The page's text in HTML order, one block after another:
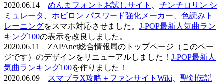
2020.06.14 めんまフォントお試しサイト
チンチロリン シ
ミュレータ
ホビロン パスワード強化メーカー
色読みト
レーニングをスマホ対応させました。 J-POP最新人気曲ラン
キング100の表示を改良しました。
2020.06.11 ZAPAnet総合情報局のトップページ（このペー
ジです）のデザインをリニューアルしました！ J-POP最新人
気曲ランキング100を作りました！
2020.06.09
スマブラX攻略＋ファンサイトWiki
聖剣伝説